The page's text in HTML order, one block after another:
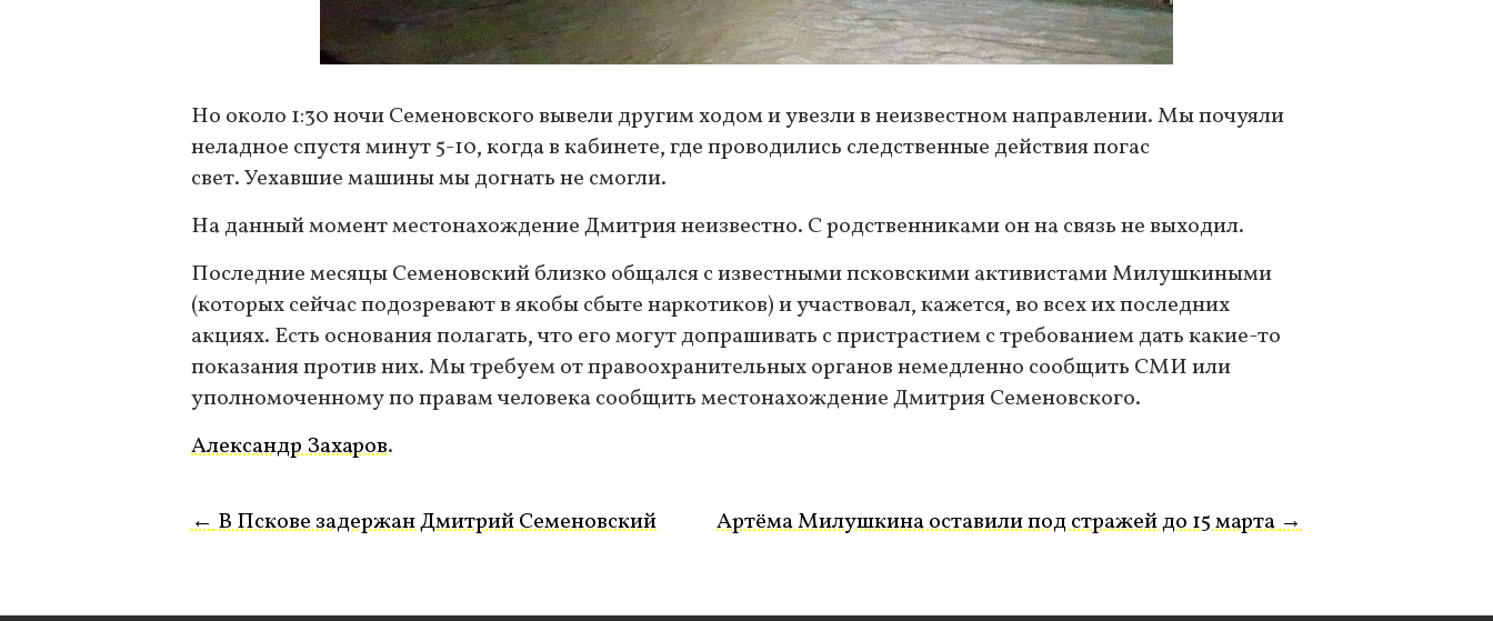
Но около 1:30 ночи Семеновского вывели другим ходом и увезли в неизвестном направлении. Мы почуяли
неладное спустя минут 5-10, когда в кабинете, где проводились следственные действия погас
свет. Уехавшие машины мы догнать не смогли.
На данный момент местонахождение Дмитрия неизвестно. С родственниками он на связь не выходил.
Последние месяцы Семеновский близко общался с известными псковскими активистами Милушкиными
(которых сейчас подозревают в якобы сбыте наркотиков) и участвовал, кажется, во всех их последних
акциях. Есть основания полагать, что его могут допрашивать с пристрастием с требованием дать какие-то
показания против них. Мы требуем от правоохранительных органов немедленно сообщить СМИ или
уполномоченному по правам человека сообщить местонахождение Дмитрия Семеновского.
Александр Захаров.
←В Пскове задержан Дмитрий Семеновский Артёма Милушкина оставили под стражей до 15 марта→